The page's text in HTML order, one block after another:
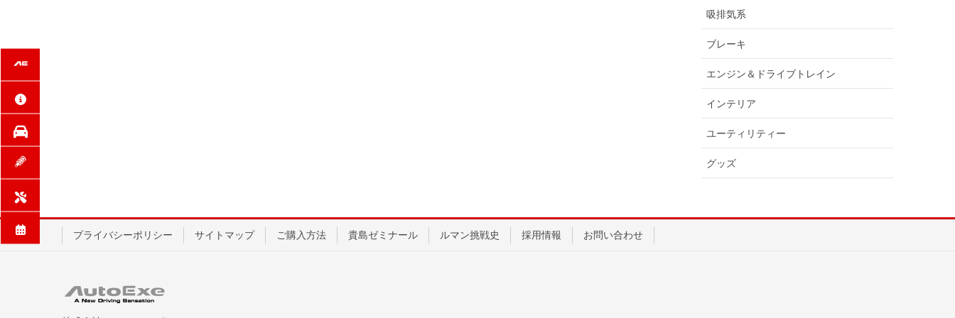
吸排気系
ブレーキ
エンジン＆ドライブトレイン
インテリア
ユーティリティー
グッズ
プライバシーポリシー サイトマップ ご購入方法 貴島ゼミナール ルマン挑戦史 採用情報 お問い合わせ